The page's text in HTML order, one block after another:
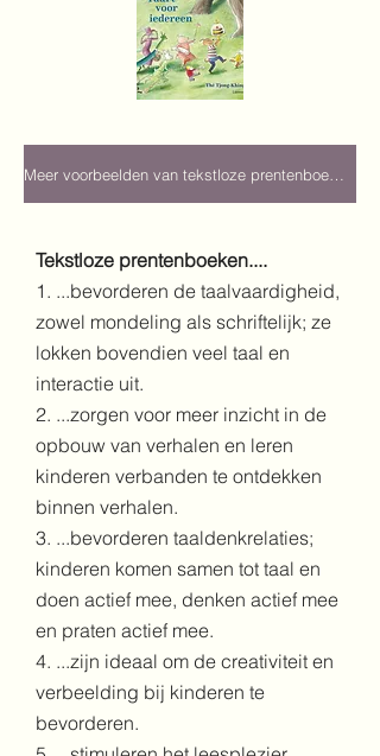
Tekstloze prentenboeken....
1. ...bevorderen de taalvaardigheid,
zowel mondeling als schriftelijk; ze
lokken bovendien veel taal en
interactie uit.
2. ...zorgen voor meer inzicht in de
opbouw van verhalen en leren
kinderen verbanden te ontdekken
binnen verhalen.
3. ...bevorderen taaldenkrelaties;
kinderen komen samen tot taal en
doen actief mee, denken actief mee
en praten actief mee.
4. ...zijn ideaal om de creativiteit en
verbeelding bij kinderen te
bevorderen.